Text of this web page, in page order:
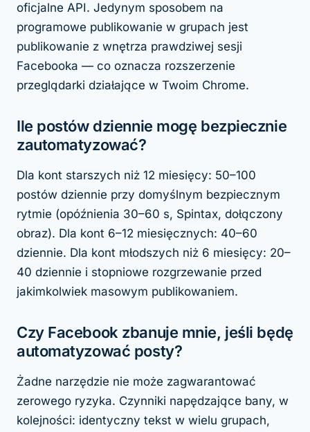
oficjalne API. Jedynym sposobem na
programowe publikowanie w grupach jest
publikowanie z wnętrza prawdziwej sesji
Facebooka — co oznacza rozszerzenie
przeglądarki działające w Twoim Chrome.
Ile postów dziennie mogę bezpiecznie
zautomatyzować?
Dla kont starszych niż 12 miesięcy: 50–100
postów dziennie przy domyślnym bezpiecznym
rytmie (opóźnienia 30–60 s, Spintax, dołączony
obraz). Dla kont 6–12 miesięcznych: 40–60
dziennie. Dla kont młodszych niż 6 miesięcy: 20–
40 dziennie i stopniowe rozgrzewanie przed
jakimkolwiek masowym publikowaniem.
Czy Facebook zbanuje mnie, jeśli będę
automatyzować posty?
Żadne narzędzie nie może zagwarantować
zerowego ryzyka. Czynniki napędzające bany, w
kolejności: identyczny tekst w wielu grupach,